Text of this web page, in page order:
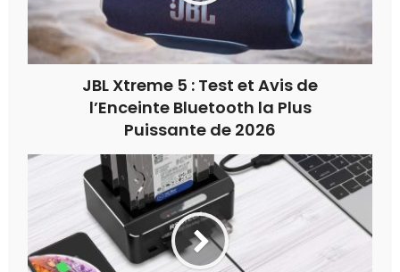
JBL Xtreme 5 : Test et Avis de
l’Enceinte Bluetooth la Plus
Puissante de 2026